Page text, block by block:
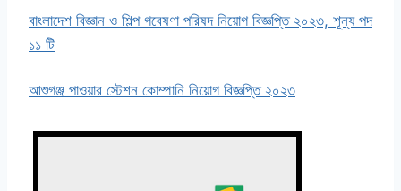
বাংলাদেশ বিজ্ঞান ও শিল্প গবেষণা পরিষদ নিয়োগ বিজ্ঞপ্তি ২০২৩, শূন্য পদ
১১ টি
আশুগঞ্জ পাওয়ার স্টেশন কোম্পানি নিয়োগ বিজ্ঞপ্তি ২০২৩